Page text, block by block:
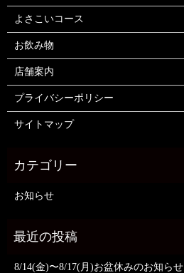
よさこいコース
お飲み物
店舗案内
プライバシーポリシー
サイトマップ
お知らせ
8/14(金)〜8/17(月)お盆休みのお知らせ